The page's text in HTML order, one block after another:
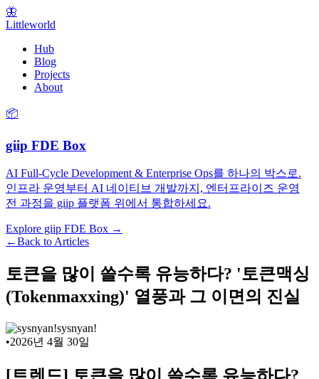
🦋
Littleworld
Hub
Blog
Projects
About
📦
giip FDE Box
AI Full-Cycle Development & Enterprise Ops를 하나의 박스로.
인프라 운영부터 AI 네이티브 개발까지, 엔터프라이즈 운영
전 과정을 giip 플랫폼 위에서 통합하세요.
Explore giip FDE Box →
←Back to Articles
토큰을 많이 쓸수록 유능하다? '토큰맥싱
(Tokenmaxxing)' 열풍과 그 이면의 진실
sysnyan!
•2026년 4월 30일